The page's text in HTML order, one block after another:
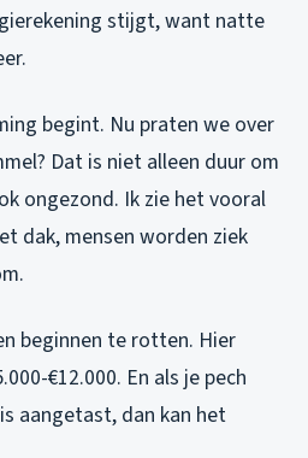
stijgt, want natte
begint. Nu praten we over
Dat is niet alleen duur om
ongezond. Ik zie het vooral
dak, mensen worden ziek
beginnen te rotten. Hier
€12.000. En als je pech
aangetast, dan kan het